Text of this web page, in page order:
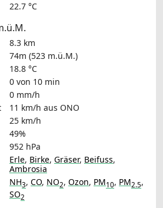
22.7 °C
8.3 km
74m (523 m.ü.M.)
18.8 °C
0 von 10 min
0 mm/h
11 km/h aus ONO
25 km/h
49%
952 hPa
Erle, Birke, Gräser, Beifuss,
Ambrosia
NH3, CO, NO2, Ozon, PM10, PM2.5,
SO2